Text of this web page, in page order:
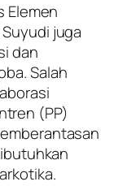
Elemen
juga
dan
Salah
(PP)